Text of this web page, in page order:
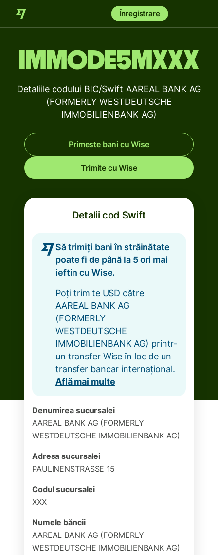
Înregistrare
IMMODE5MXXX
Detaliile codului BIC/Swift AAREAL BANK AG
(FORMERLY WESTDEUTSCHE
IMMOBILIENBANK AG)
Primește bani cu Wise
Trimite cu Wise
Detalii cod Swift
Să trimiți bani în străinătate
poate fi de până la 5 ori mai
ieftin cu Wise.
Poți trimite USD către
AAREAL BANK AG
(FORMERLY
WESTDEUTSCHE
IMMOBILIENBANK AG) printr-
un transfer Wise în loc de un
transfer bancar internațional.
Află mai multe
Denumirea sucursalei
AAREAL BANK AG (FORMERLY
WESTDEUTSCHE IMMOBILIENBANK AG)
Adresa sucursalei
PAULINENSTRASSE 15
Codul sucursalei
XXX
Numele băncii
AAREAL BANK AG (FORMERLY
WESTDEUTSCHE IMMOBILIENBANK AG)